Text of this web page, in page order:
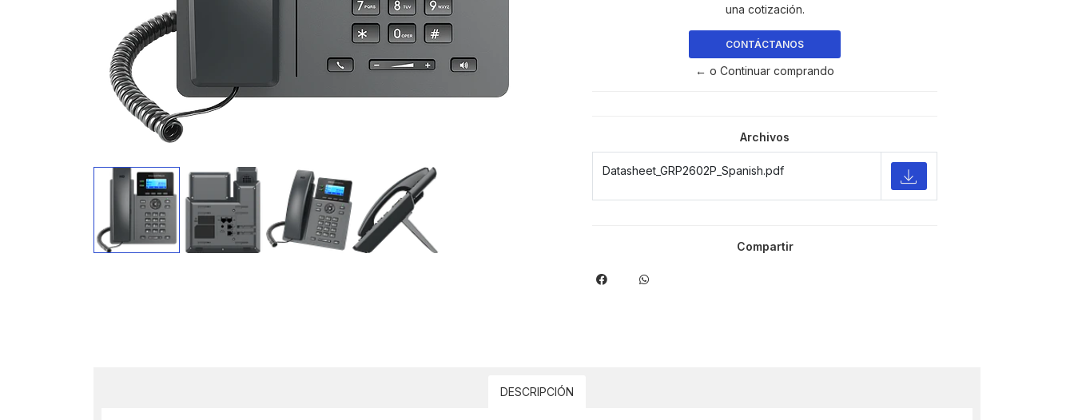
una cotización.
CONTÁCTANOS
← o Continuar comprando
Archivos
Datasheet_GRP2602P_Spanish.pdf
Compartir
DESCRIPCIÓN